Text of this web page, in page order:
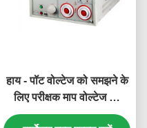
हाय - पॉट वोल्टेज को समझने के
लिए परीक्षक माप वोल्टेज को
समझने की शक्ति